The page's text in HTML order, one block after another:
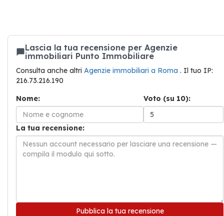
Lascia la tua recensione per Agenzie
immobiliari Punto Immobiliare
Consulta anche altri Agenzie immobiliari a Roma . Il tuo IP:
216.73.216.190
Nome:
Voto (su 10):
La tua recensione:
Pubblica la tua recensione